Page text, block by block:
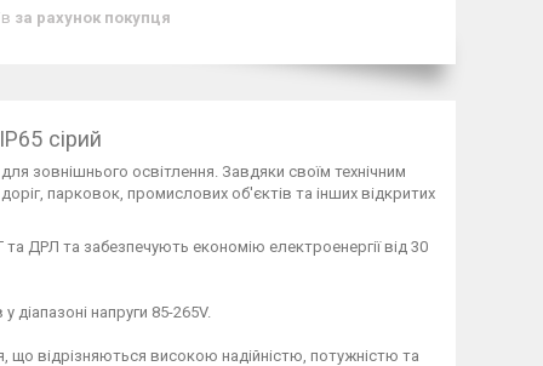
за рахунок покупця
сірий
зовнішнього освітлення. Завдяки своїм технічним
парковок, промислових об'єктів та інших відкритих
ДРЛ та забезпечують економію електроенергії від 30
напруги 85-265V.
що відрізняються високою надійністю, потужністю та